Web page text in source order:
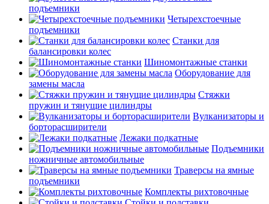
подъемники
Четырехстоечные
подъемники
Станки для
балансировки колес
Шиномонтажные станки
Оборудование для
замены масла
Стяжки
пружин и тянущие цилиндры
Вулканизаторы и
борторасширители
Лежаки подкатные
Подъемники
ножничные автомобильные
Траверсы на ямные
подъемники
Комплекты рихтовочные